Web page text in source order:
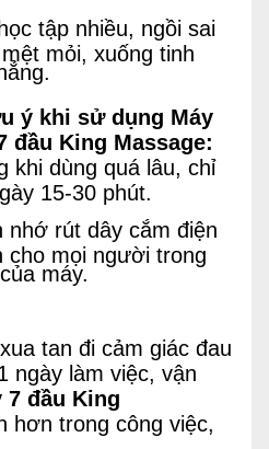
tập nhiều, ngồi sai
mỏi, xuống tinh
ý khi sử dụng Máy
đầu King Massage:
khi dùng quá lâu, chỉ
15-30 phút.
nhớ rút dây cắm điện
cho mọi người trong
máy.
tan đi cảm giác đau
ngày làm việc, vận
7 đầu King
hơn trong công việc,